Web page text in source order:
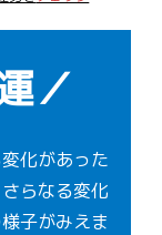
／
化があった
らなる変化
子がみえま